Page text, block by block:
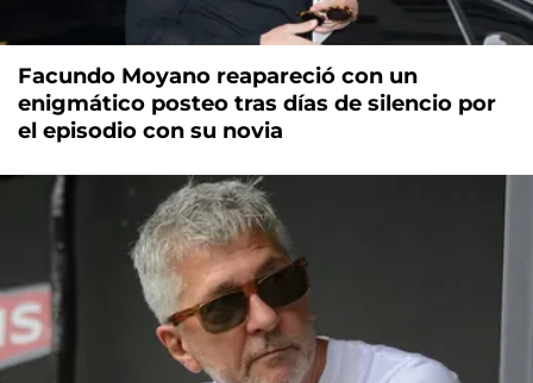
Facundo Moyano reapareció con un
enigmático posteo tras días de silencio por
el episodio con su novia